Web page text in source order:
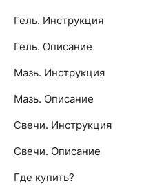
Гель. Инструкция
Гель. Описание
Мазь. Инструкция
Мазь. Описание
Свечи. Инструкция
Свечи. Описание
Где купить?